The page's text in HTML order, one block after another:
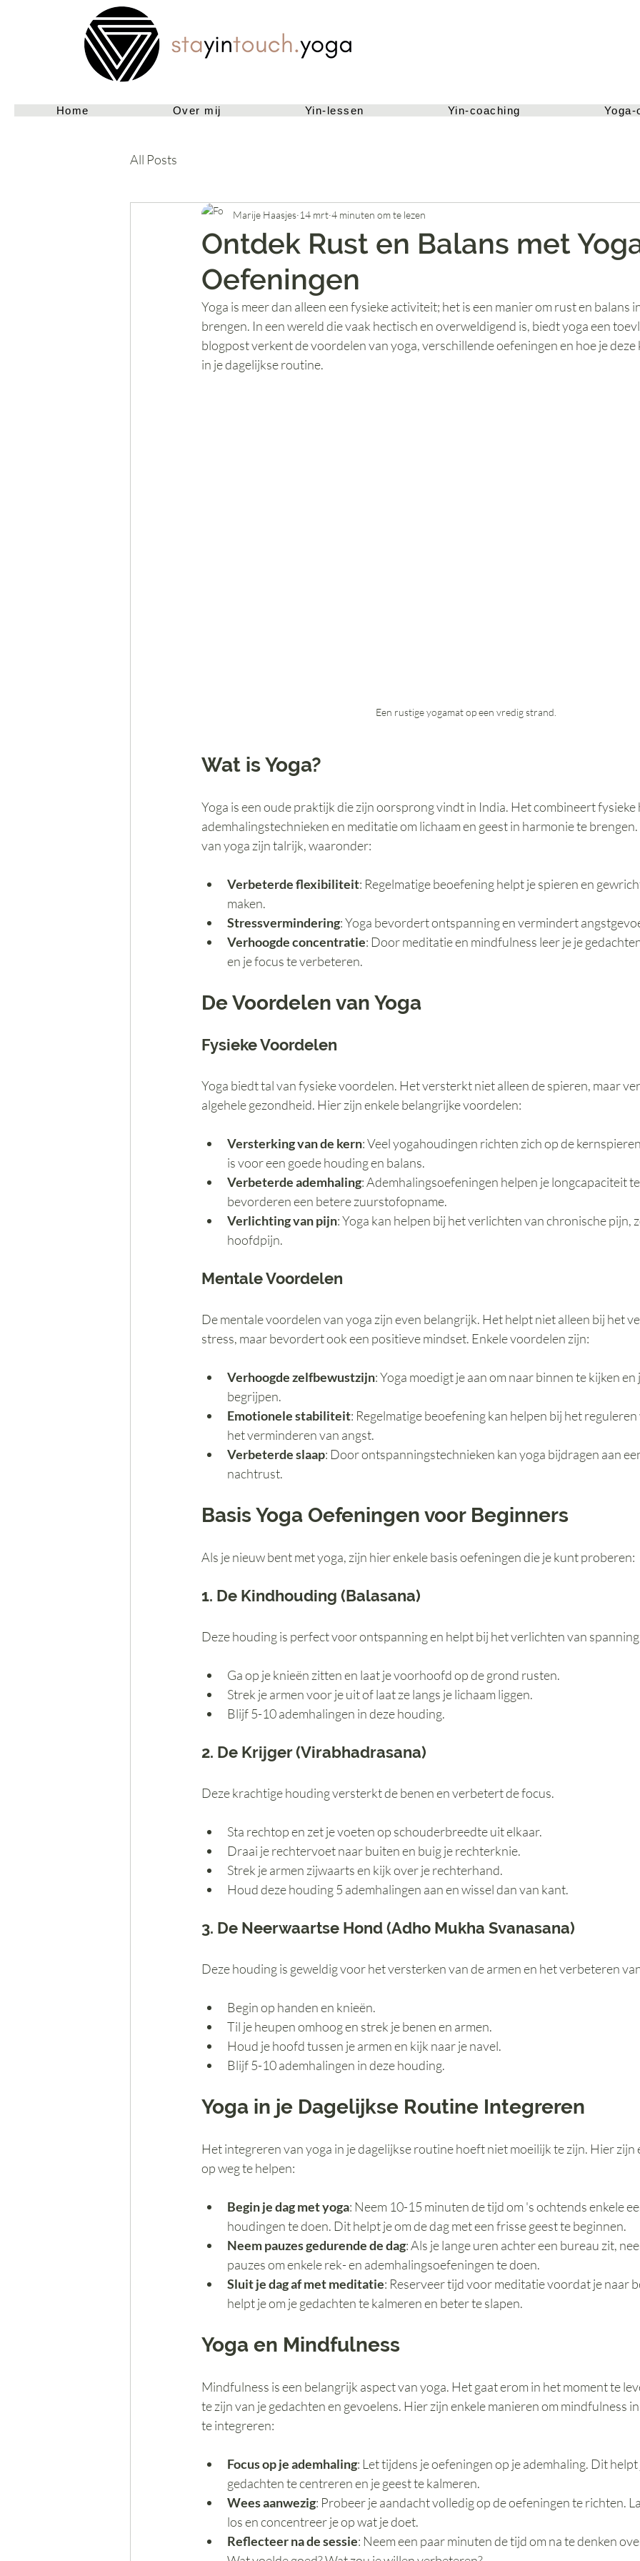
Home Over mij Yin-lessen Yin-coaching Yoga-
All Posts
Ontdek Rust en Balans met
Oefeningen
Marije Haasjes 14 mrt 4 minuten om te lezen
Yoga is meer dan alleen een fysieke activiteit; het is een manier om rust en balans
brengen. In een wereld die vaak hectisch en overweldigend is, biedt yoga een
blogpost verkent de voordelen van yoga, verschillende oefeningen en hoe je
in je dagelijkse routine.
Een rustige yogamat op een vredig strand.
Wat is Yoga?
Yoga is een oude praktijk die zijn oorsprong vindt in India. Het combineert fysieke
ademhalingstechnieken en meditatie om lichaam en geest in harmonie te
van yoga zijn talrijk, waaronder:
Verbeterde flexibiliteit: Regelmatige beoefening helpt je spieren en
maken.
Stressvermindering: Yoga bevordert ontspanning en vermindert
Verhoogde concentratie: Door meditatie en mindfulness leer je je
en je focus te verbeteren.
De Voordelen van Yoga
Fysieke Voordelen
Yoga biedt tal van fysieke voordelen. Het versterkt niet alleen de spieren, maar
algehele gezondheid. Hier zijn enkele belangrijke voordelen:
Versterking van de kern: Veel yogahoudingen richten zich op de
is voor een goede houding en balans.
Verbeterde ademhaling: Ademhalingsoefeningen helpen je longcapaciteit
bevorderen een betere zuurstofopname.
Verlichting van pijn: Yoga kan helpen bij het verlichten van chronische pijn,
hoofdpijn.
Mentale Voordelen
De mentale voordelen van yoga zijn even belangrijk. Het helpt niet alleen bij het
stress, maar bevordert ook een positieve mindset. Enkele voordelen zijn:
Verhoogde zelfbewustzijn: Yoga moedigt je aan om naar binnen te kijken
begrijpen.
Emotionele stabiliteit: Regelmatige beoefening kan helpen bij het
het verminderen van angst.
Verbeterde slaap: Door ontspanningstechnieken kan yoga bijdragen aan
nachtrust.
Basis Yoga Oefeningen voor Beginners
Als je nieuw bent met yoga, zijn hier enkele basis oefeningen die je kunt proberen:
1. De Kindhouding (Balasana)
Deze houding is perfect voor ontspanning en helpt bij het verlichten van
Ga op je knieën zitten en laat je voorhoofd op de grond rusten.
Strek je armen voor je uit of laat ze langs je lichaam liggen.
Blijf 5-10 ademhalingen in deze houding.
2. De Krijger (Virabhadrasana)
Deze krachtige houding versterkt de benen en verbetert de focus.
Sta rechtop en zet je voeten op schouderbreedte uit elkaar.
Draai je rechtervoet naar buiten en buig je rechterknie.
Strek je armen zijwaarts en kijk over je rechterhand.
Houd deze houding 5 ademhalingen aan en wissel dan van kant.
3. De Neerwaartse Hond (Adho Mukha Svanasana)
Deze houding is geweldig voor het versterken van de armen en het verbeteren
Begin op handen en knieën.
Til je heupen omhoog en strek je benen en armen.
Houd je hoofd tussen je armen en kijk naar je navel.
Blijf 5-10 ademhalingen in deze houding.
Yoga in je Dagelijkse Routine Integreren
Het integreren van yoga in je dagelijkse routine hoeft niet moeilijk te zijn. Hier zijn
op weg te helpen:
Begin je dag met yoga: Neem 10-15 minuten de tijd om 's ochtends enkele
houdingen te doen. Dit helpt je om de dag met een frisse geest te beginnen.
Neem pauzes gedurende de dag: Als je lange uren achter een bureau zit,
pauzes om enkele rek- en ademhalingsoefeningen te doen.
Sluit je dag af met meditatie: Reserveer tijd voor meditatie voordat je naar
helpt je om je gedachten te kalmeren en beter te slapen.
Yoga en Mindfulness
Mindfulness is een belangrijk aspect van yoga. Het gaat erom in het moment te
te zijn van je gedachten en gevoelens. Hier zijn enkele manieren om mindfulness
te integreren:
Focus op je ademhaling: Let tijdens je oefeningen op je ademhaling. Dit helpt
gedachten te centreren en je geest te kalmeren.
Wees aanwezig: Probeer je aandacht volledig op de oefeningen te richten.
los en concentreer je op wat je doet.
Reflecteer na de sessie: Neem een paar minuten de tijd om na te denken